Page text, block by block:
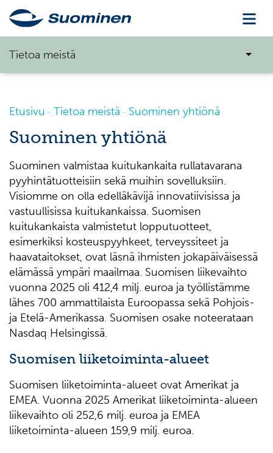
Tietoa meistä
Etusivu Tietoa meistä Suominen yhtiönä
Suominen yhtiönä
Suominen valmistaa kuitukankaita rullatavarana
pyyhintätuotteisiin sekä muihin sovelluksiin.
Visiomme on olla edelläkävijä innovatiivisissa ja
vastuullisissa kuitukankaissa. Suomisen
kuitukankaista valmistetut lopputuotteet,
esimerkiksi kosteuspyyhkeet, terveyssiteet ja
haavataitokset, ovat läsnä ihmisten jokapäiväisessä
elämässä ympäri maailmaa. Suomisen liikevaihto
vuonna 2025 oli 412,4 milj. euroa ja työllistämme
lähes 700 ammattilaista Euroopassa sekä Pohjois-
ja Etelä-Amerikassa. Suomisen osake noteerataan
Nasdaq Helsingissä.
Suomisen liiketoiminta-alueet
Suomisen liiketoiminta-alueet ovat Amerikat ja
EMEA. Vuonna 2025 Amerikat liiketoiminta-alueen
liikevaihto oli 252,6 milj. euroa ja EMEA
liiketoiminta-alueen 159,9 milj. euroa.